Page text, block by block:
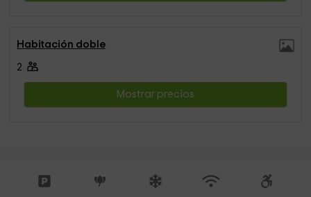
Habitación doble
2
Mostrar precios